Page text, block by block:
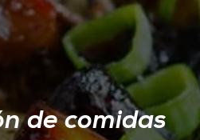
de comidas